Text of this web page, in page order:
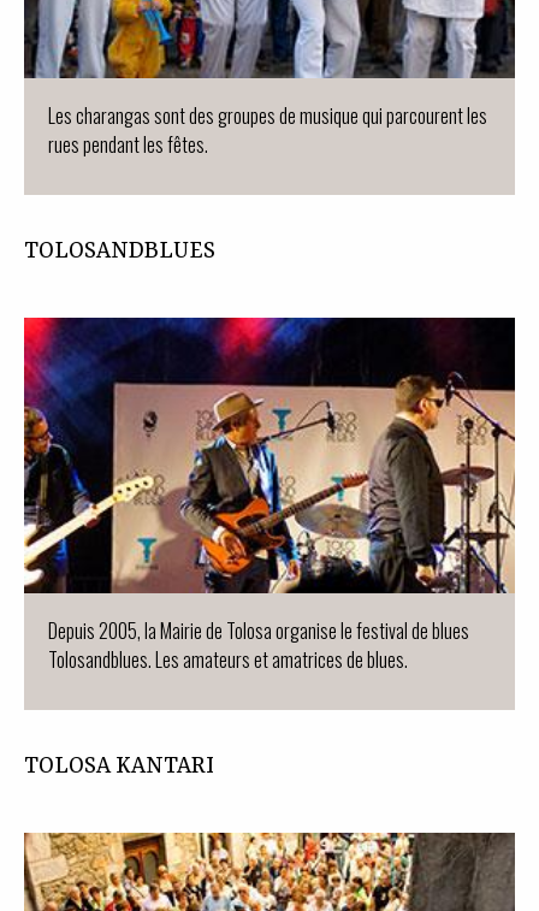
Les charangas sont des groupes de musique qui parcourent les
rues pendant les fêtes.
TOLOSANDBLUES
Depuis 2005, la Mairie de Tolosa organise le festival de blues
Tolosandblues. Les amateurs et amatrices de blues.
TOLOSA KANTARI